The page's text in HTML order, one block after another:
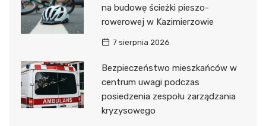
na budowę ścieżki pieszo-
rowerowej w Kazimierzowie
7 sierpnia 2026
Bezpieczeństwo mieszkańców w
centrum uwagi podczas
posiedzenia zespołu zarządzania
kryzysowego